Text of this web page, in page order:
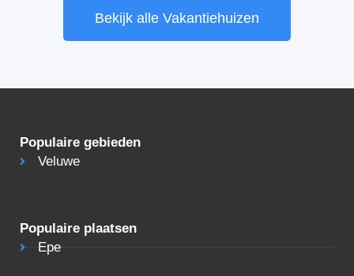
Bekijk alle Vakantiehuizen
Populaire gebieden
Veluwe
Populaire plaatsen
Epe